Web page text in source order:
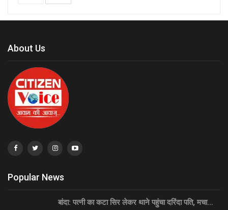
About Us
Popular News
बांदा: पत्नी का कटा सिर लेकर थाने पहुंचा दरिंदा पति, मचा…